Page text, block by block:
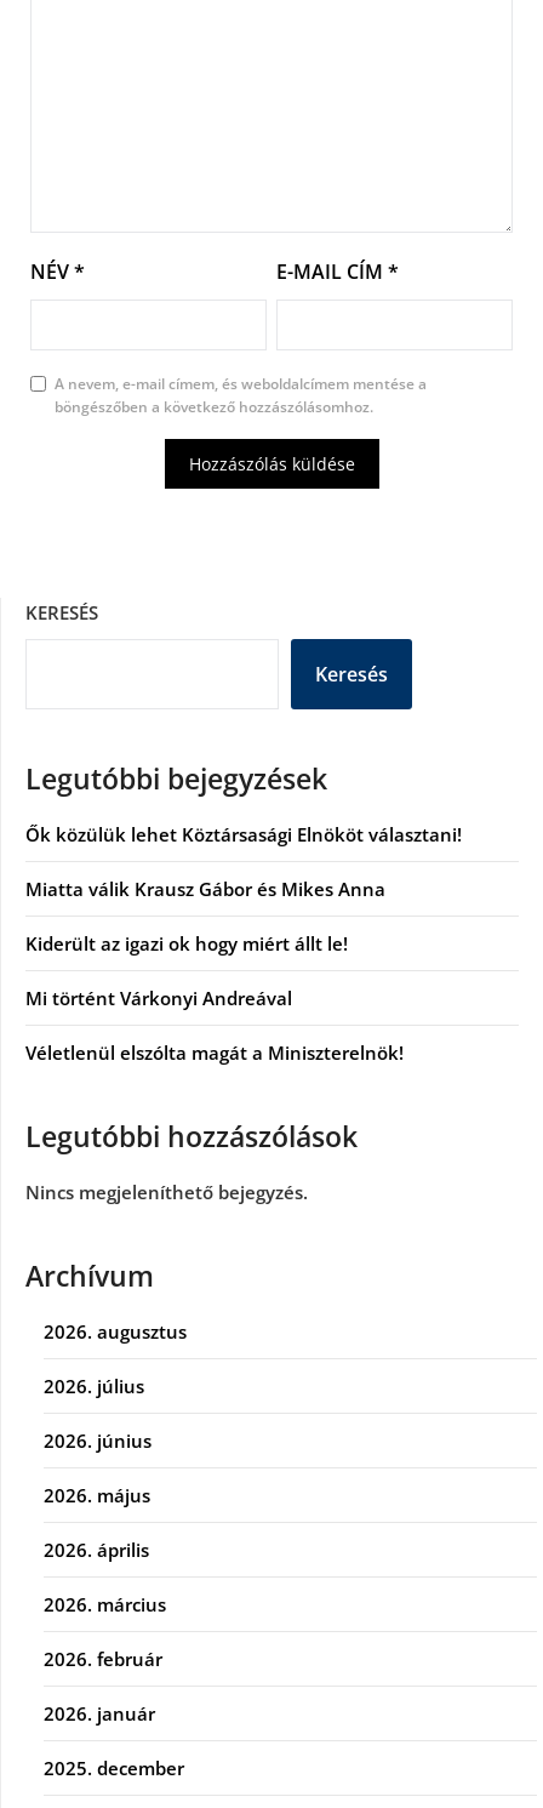
NÉV* E-MAIL CÍM *
A nevem, e-mail címem, és weboldalcímem mentése a
böngészőben a következő hozzászólásomhoz.
KERESÉS
Keresés
Legutóbbi bejegyzések
Ők közülük lehet Köztársasági Elnököt választani!
Miatta válik Krausz Gábor és Mikes Anna
Kiderült az igazi ok hogy miért állt le!
Mi történt Várkonyi Andreával
Véletlenül elszólta magát a Miniszterelnök!
Legutóbbi hozzászólások
Nincs megjeleníthető bejegyzés.
Archívum
2026. augusztus
2026. július
2026. június
2026. május
2026. április
2026. március
2026. február
2026. január
2025. december